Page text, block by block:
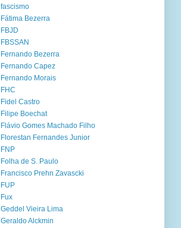
fascismo
Fátima Bezerra
FBJD
FBSSAN
Fernando Bezerra
Fernando Capez
Fernando Morais
FHC
Fidel Castro
Filipe Boechat
Flávio Gomes Machado Filho
Florestan Fernandes Junior
FNP
Folha de S. Paulo
Francisco Prehn Zavascki
FUP
Fux
Geddel Vieira Lima
Geraldo Alckmin